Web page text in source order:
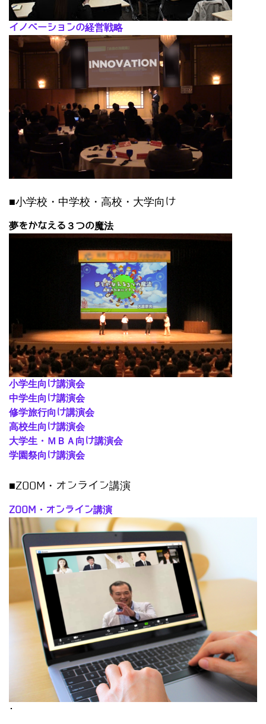
イノベーションの経営戦略
■小学校・中学校・高校・大学向け
夢をかなえる３つの魔法
小学生向け講演会
中学生向け講演会
修学旅行向け講演会
高校生向け講演会
大学生・ＭＢＡ向け講演会
学園祭向け講演会
■ZOOM・オンライン講演
ZOOM・オンライン講演
･